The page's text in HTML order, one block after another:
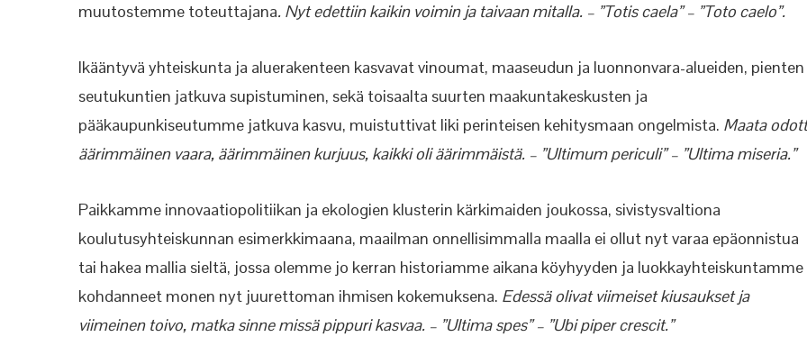
muutostemme toteuttajana. Nyt edettiin kaikin voimin ja taivaan mitalla. – ”Totis caela” – ”Toto caelo”.
Ikääntyvä yhteiskunta ja aluerakenteen kasvavat vinoumat, maaseudun ja luonnonvara-alueiden, pienten
seutukuntien jatkuva supistuminen, sekä toisaalta suurten maakuntakeskusten ja
pääkaupunkiseutumme jatkuva kasvu, muistuttivat liki perinteisen kehitysmaan ongelmista. Maata
äärimmäinen vaara, äärimmäinen kurjuus, kaikki oli äärimmäistä. – ”Ultimum periculi” – ”Ultima miseria.”
Paikkamme innovaatiopolitiikan ja ekologien klusterin kärkimaiden joukossa, sivistysvaltiona
koulutusyhteiskunnan esimerkkimaana, maailman onnellisimmalla maalla ei ollut nyt varaa epäonnistua
tai hakea mallia sieltä, jossa olemme jo kerran historiamme aikana köyhyyden ja luokkayhteiskuntamme
kohdanneet monen nyt juurettoman ihmisen kokemuksena. Edessä olivat viimeiset kiusaukset ja
viimeinen toivo, matka sinne missä pippuri kasvaa. – ”Ultima spes” – ”Ubi piper crescit.”